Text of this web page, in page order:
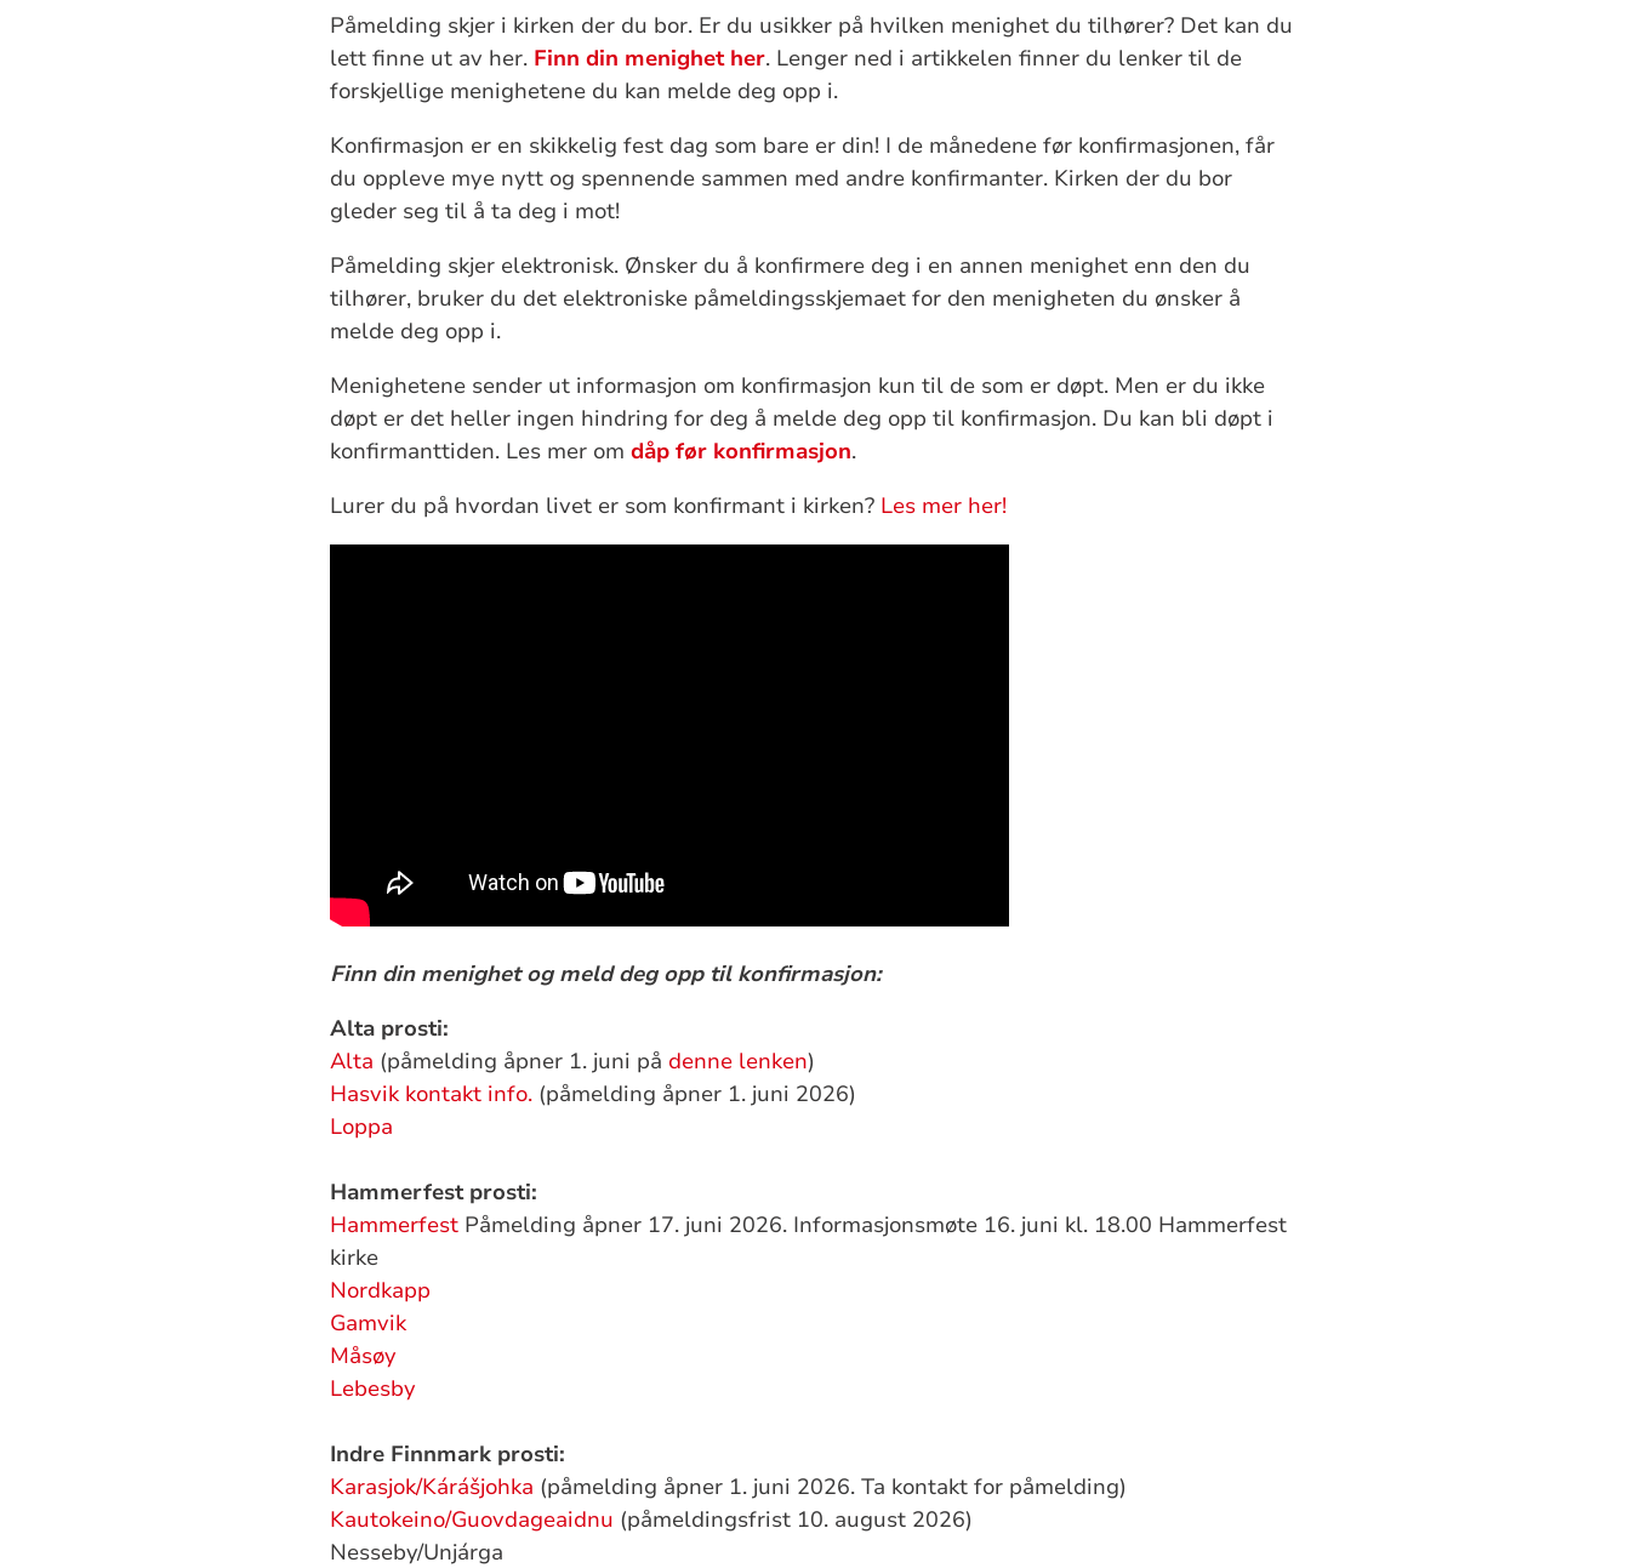
Påmelding skjer i kirken der du bor. Er du usikker på hvilken menighet du tilhører? Det kan du
lett finne ut av her. Finn din menighet her. Lenger ned i artikkelen finner du lenker til de
forskjellige menighetene du kan melde deg opp i.
Konfirmasjon er en skikkelig fest dag som bare er din! I de månedene før konfirmasjonen, får
du oppleve mye nytt og spennende sammen med andre konfirmanter. Kirken der du bor
gleder seg til å ta deg i mot!
Påmelding skjer elektronisk. Ønsker du å konfirmere deg i en annen menighet enn den du
tilhører, bruker du det elektroniske påmeldingsskjemaet for den menigheten du ønsker å
melde deg opp i.
Menighetene sender ut informasjon om konfirmasjon kun til de som er døpt. Men er du ikke
døpt er det heller ingen hindring for deg å melde deg opp til konfirmasjon. Du kan bli døpt i
konfirmanttiden. Les mer om dåp før konfirmasjon.
Lurer du på hvordan livet er som konfirmant i kirken? Les mer her!
Finn din menighet og meld deg opp til konfirmasjon:
Alta prosti:
Alta (påmelding åpner 1. juni på denne lenken)
Hasvik kontakt info. (påmelding åpner 1. juni 2026)
Loppa
Hammerfest prosti:
Hammerfest Påmelding åpner 17. juni 2026. Informasjonsmøte 16. juni kl. 18.00 Hammerfest
kirke
Nordkapp
Gamvik
Måsøy
Lebesby
Indre Finnmark prosti:
Karasjok/Kárášjohka (påmelding åpner 1. juni 2026. Ta kontakt for påmelding)
Kautokeino/Guovdageaidnu (påmeldingsfrist 10. august 2026)
Nesseby/Unjárga